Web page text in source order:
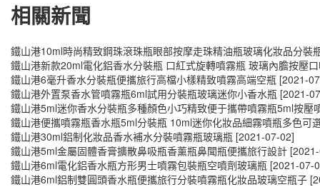
相關新聞
鐵山港10ml時尚精致鋼珠滾珠瓶眼部按摩走珠精油瓶玻璃化妝品分裝
鐵山港新款20ml電化鋁香水分裝瓶 口紅式旋轉噴霧瓶 玻璃內膽按壓
鐵山港6毫升香水分裝瓶便攜旅行高檔小樣精致噴霧高端空瓶 [2021-
鐵山港外置泵香水管噴霧瓶6ml試用分裝瓶玻璃迷你小香水瓶 [2021-
鐵山港5ml迷你香水分裝瓶多種顏色小巧精致便于攜帶噴霧瓶5ml按壓
鐵山港便攜噴霧瓶香水瓶5ml分裝瓶 10ml迷你化妝品細霧噴瓶多色可
鐵山港30ml鋁制化妝品香水補水分裝噴霧瓶玻璃瓶 [2021-07-02]
鐵山港5ml金屬固體香膏擴散鼻吸瓶香薰瓶鼻聞瓶便攜旅行設計
鐵山港6ml電化鋁香水瓶方形男士噴霧包裝瓶空噴劑玻璃瓶 [2021-07-
鐵山港6ml鋁制雙圓頭香水瓶便攜旅行分裝噴霧瓶化妝品玻璃空瓶子